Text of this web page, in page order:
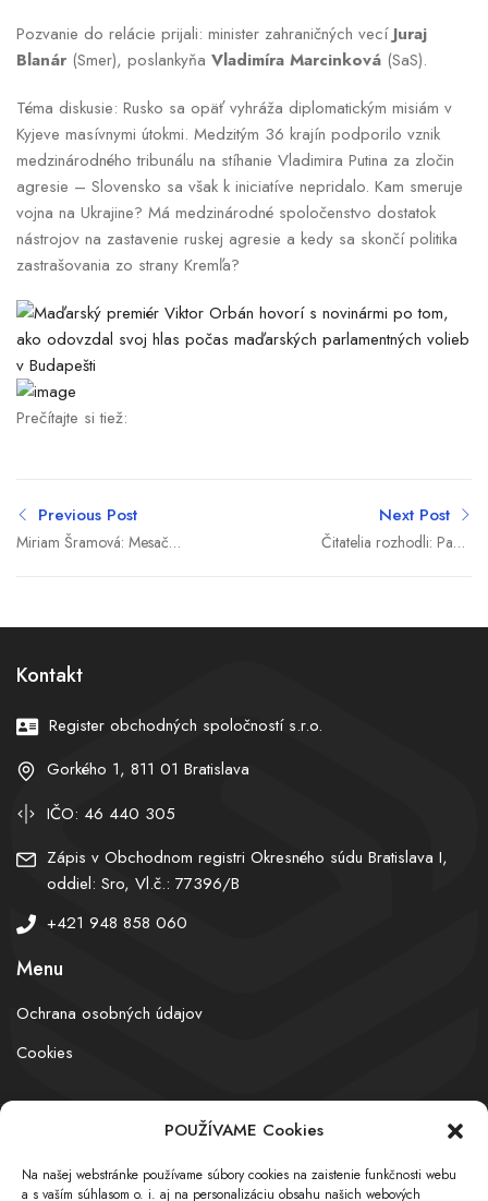
POUŽÍVAME Cookies
Na našej webstránke používame súbory cookies na zaistenie funkčnosti webu
a s vaším súhlasom o. i. aj na personalizáciu obsahu našich webových
Pozvanie do relácie prijali: minister zahraničných vecí Juraj
Blanár (Smer), poslankyňa Vladimíra Marcinková (SaS).
Téma diskusie: Rusko sa opäť vyhráža diplomatickým misiám v
Kyjeve masívnymi útokmi. Medzitým 36 krajín podporilo vznik
medzinárodného tribunálu na stíhanie Vladimira Putina za zločin
agresie – Slovensko sa však k iniciatíve nepridalo. Kam smeruje
vojna na Ukrajine? Má medzinárodné spoločenstvo dostatok
nástrojov na zastavenie ruskej agresie a kedy sa skončí politika
zastrašovania zo strany Kremľa?
Prečítajte si tiež:
Previous Post
Miriam Šramová: Mesačne
Next Post
Čitatelia rozhodli: Panta
Kontakt
Register obchodných spoločností s.r.o.
Gorkého 1, 811 01 Bratislava
IČO: 46 440 305
Zápis v Obchodnom registri Okresného súdu Bratislava I,
oddiel: Sro, Vl.č.: 77396/B
+421 948 858 060
Menu
Ochrana osobných údajov
Cookies